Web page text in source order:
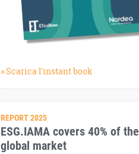
» Scarica l'instant book
REPORT 2025
ESG.IAMA covers 40% of the
global market